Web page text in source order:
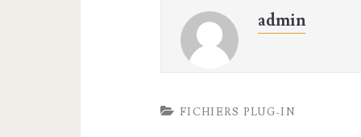
admin
FICHIERS PLUG-IN